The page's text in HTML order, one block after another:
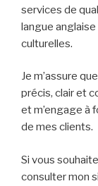
services de
langue
culturelles.
Je m’assure
précis, clair et
et m’engage à
de mes clients.
Si vous
consulter mon